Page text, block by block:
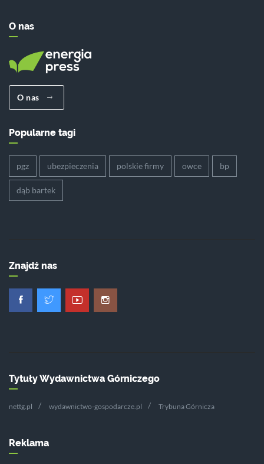
O nas
O nas
Popularne tagi
pgz ubezpieczenia polskie firmy owce bp
dąb bartek
Znajdź nas
Tytuły Wydawnictwa Górniczego
nettg.pl wydawnictwo-gospodarcze.pl Trybuna Górnicza
Reklama